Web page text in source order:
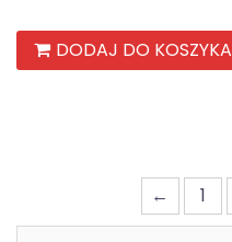
DODAJ DO KOSZYKA
← 1